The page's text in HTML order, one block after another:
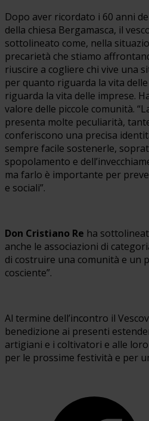
Dopo aver ricordato i 60 anni
della chiesa Bergamasca, il
sottolineato come, nella
precarietà che stiamo
riuscire a cogliere chi vive una
per quanto riguarda la vita
riguarda la vita delle imprese.
valore delle piccole comunità.
presenta molte peculiarità,
conferiscono una precisa
sempre facile sostenerle,
spopolamento e
ma farlo è importante per
e sociali”.
Don Cristiano Re ha
anche le associazioni di
di costruire una comunità e un
cosciente”.
Al termine dell’incontro il
benedizione ai presenti
artigiani e i coltivatori e alle
per le prossime festività e per